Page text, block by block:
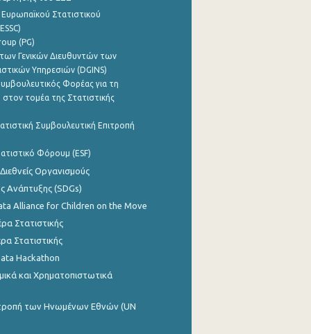
Στατιστικού
(PG)
Γενικών Διευθυντών των
Υπηρεσιών (DGINS)
Φορέας για τη
τομέα της Στατιστικής
Συμβουλευτική Επιτροπή
Φόρουμ (ESF)
Οργανισμούς
Ανάπτυξης (SDGs)
Alliance for Children on the Move
Στατιστικής
Στατιστικής
Hackathon
και Χρηματοπιστωτικά
των Ηνωμένων Εθνών (UN